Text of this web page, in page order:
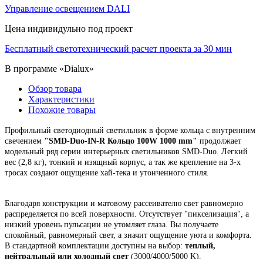
Управление освещением DALI
Цена индивидульно под проект
Бесплатный светотехнический расчет проекта за 30 мин
В программе «Dialux»
Обзор товара
Характеристики
Похожие товары
Профильный светодиодный светильник в форме кольца с внутренним
свечением "SMD-Duo-IN-R Кольцо 100W 1000 mm" продолжает
модельный ряд серии интерьерных светильников SMD-Duo. Легкий
вес (2,8 кг), тонкий и изящный корпус, а так же крепление на 3-х
тросах создают ощущение хай-тека и утонченного стиля.
Благодаря конструкции и матовому рассеивателю свет равномерно
распределяется по всей поверхности. Отсутствует "пикселизация", а
низкий уровень пульсации не утомляет глаза. Вы получаете
спокойный, равномерный свет, а значит ощущение уюта и комфорта.
В стандартной комплектации доступны на выбор: теплый,
нейтральный или холодный свет (3000/4000/5000 K).